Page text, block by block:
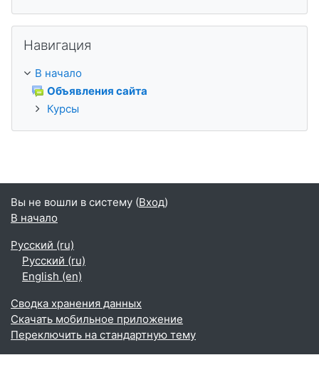
Навигация
В начало
Объявления сайта
Курсы
Вы не вошли в систему (Вход)
В начало
Русский ‎(ru)‎
Русский ‎(ru)‎
English ‎(en)‎
Сводка хранения данных
Скачать мобильное приложение
Переключить на стандартную тему